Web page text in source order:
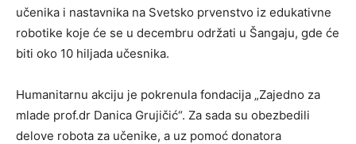
učenika i nastavnika na Svetsko prvenstvo iz edukativne
robotike koje će se u decembru održati u Šangaju, gde će
biti oko 10 hiljada učesnika.
Humanitarnu akciju je pokrenula fondacija „Zajedno za
mlade prof.dr Danica Grujičić“. Za sada su obezbedili
delove robota za učenike, a uz pomoć donatora